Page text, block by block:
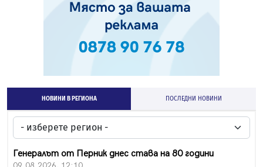
НОВИНИ В РЕГИОНА ПОСЛЕДНИ НОВИНИ
Генералът от Перник днес става на 80 години